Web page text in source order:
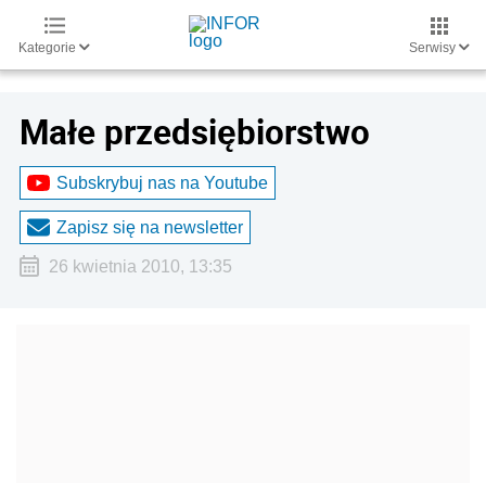
Kategorie Serwisy
Małe przedsiębiorstwo
Subskrybuj nas na Youtube
Zapisz się na newsletter
26 kwietnia 2010, 13:35